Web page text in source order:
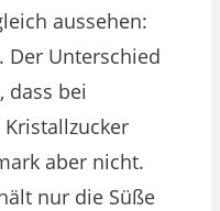
aussehen:
Der Unterschied
dass bei
aber nicht.
nur die Süße